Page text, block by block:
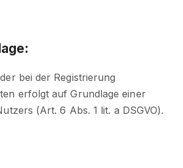
bei der Registrierung
erfolgt auf Grundlage einer
(Art. 6 Abs. 1 lit. a DSGVO).